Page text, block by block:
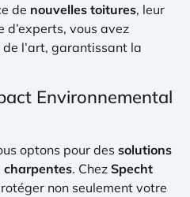
de nouvelles toitures, leur
d’experts, vous avez
de l’art, garantissant la
Environnemental
optons pour des solutions
charpentes. Chez Specht
non seulement votre